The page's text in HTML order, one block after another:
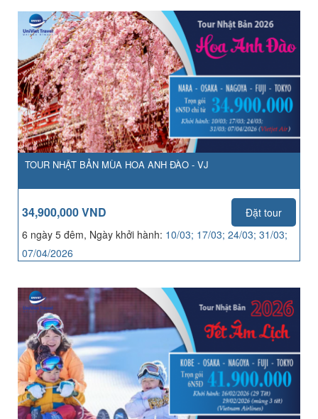
TOUR NHẬT BẢN MÙA HOA ANH ĐÀO - VJ
34,900,000 VND
Đặt tour
6 ngày 5 đêm, Ngày khởi hành: 10/03; 17/03; 24/03; 31/03;
07/04/2026